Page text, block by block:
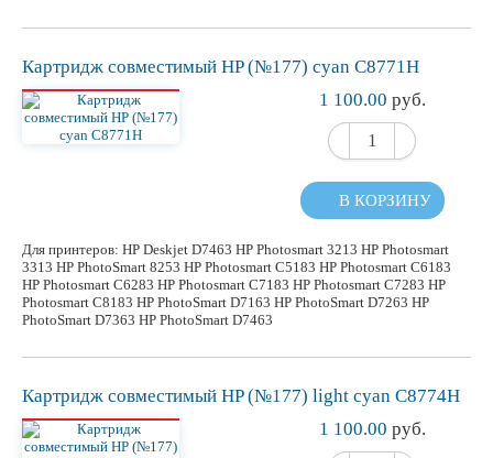
Картридж совместимый HP (№177) cyan C8771H
1 100.00 руб.
В КОРЗИНУ
Для принтеров: HP Deskjet D7463 HP Photosmart 3213 HP Photosmart
3313 HP PhotoSmart 8253 HP Photosmart C5183 HP Photosmart C6183
HP Photosmart C6283 HP Photosmart C7183 HP Photosmart C7283 HP
Photosmart C8183 HP PhotoSmart D7163 HP PhotoSmart D7263 HP
PhotoSmart D7363 HP PhotoSmart D7463
Картридж совместимый HP (№177) light cyan C8774H
1 100.00 руб.